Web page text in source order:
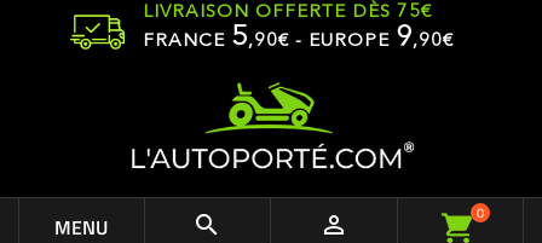
LIVRAISON OFFERTE DÈS 75€
FRANCE 5,90€ - EUROPE 9,90€
MENU   0